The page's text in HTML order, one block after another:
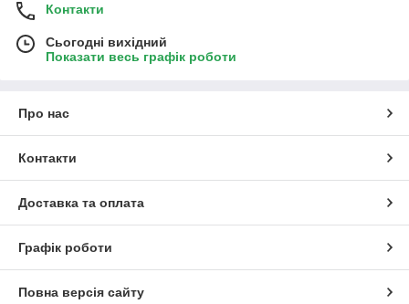
Контакти
Сьогодні вихідний
Показати весь графік роботи
Про нас
Контакти
Доставка та оплата
Графік роботи
Повна версія сайту